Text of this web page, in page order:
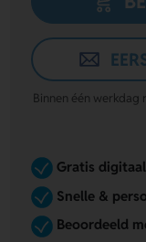
Binnen één werkdag
Gratis
Snelle &
Beoordeeld